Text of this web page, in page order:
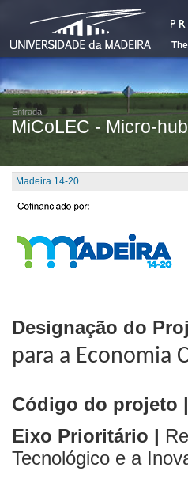
Entrada
MiCoLEC - Micro-
Madeira 14-20
Designação do
para a Economia
Código do projeto |
Eixo Prioritário |
Tecnológico e a